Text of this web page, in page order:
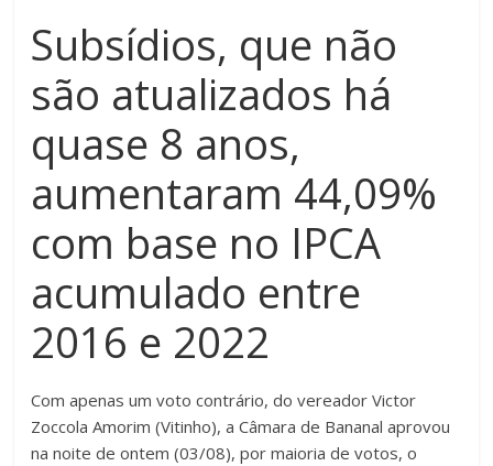
Subsídios, que não
são atualizados há
quase 8 anos,
aumentaram 44,09%
com base no IPCA
acumulado entre
2016 e 2022
Com apenas um voto contrário, do vereador Victor
Zoccola Amorim (Vitinho), a Câmara de Bananal aprovou
na noite de ontem (03/08), por maioria de votos, o